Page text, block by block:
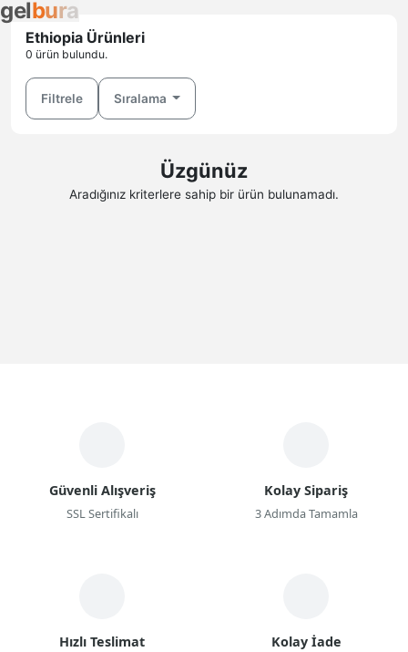
gelbura
Ethiopia Ürünleri
0 ürün bulundu.
Filtrele Sıralama
Üzgünüz
Aradığınız kriterlere sahip bir ürün bulunamadı.
Güvenli Alışveriş
SSL Sertifikalı
Kolay Sipariş
3 Adımda Tamamla
Hızlı Teslimat Kolay İade